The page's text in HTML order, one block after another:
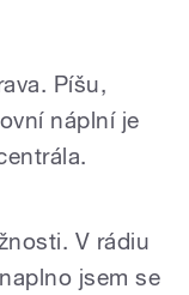
Píšu,
náplní je
V rádiu
jsem se